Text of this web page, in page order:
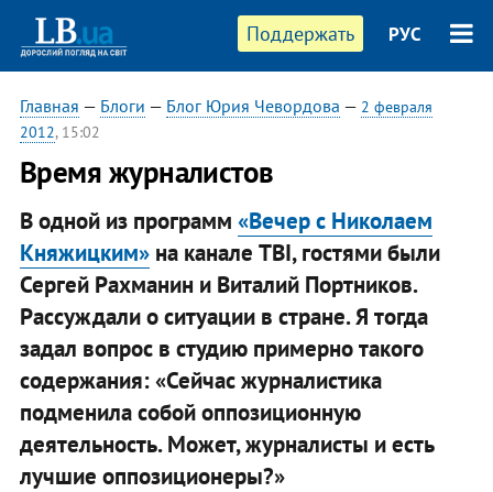
Поддержать РУС
Главная — Блоги — Блог Юрия Чевордова — 2 февраля
2012, 15:02
Время журналистов
В одной из программ «Вечер с Николаем
Княжицким»на канале TBI, гостями были
Сергей Рахманин и Виталий Портников.
Рассуждали о ситуации в стране. Я тогда
задал вопрос в студию примерно такого
содержания: «Сейчас журналистика
подменила собой оппозиционную
деятельность. Может, журналисты и есть
лучшие оппозиционеры?»